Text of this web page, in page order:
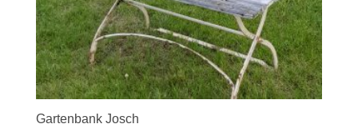
Gartenbank Josch